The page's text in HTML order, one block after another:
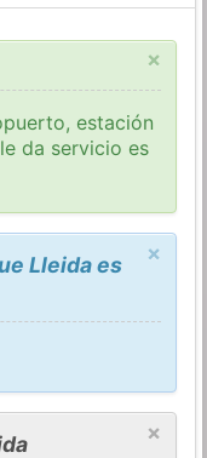
×
estación
da servicio es
×
Lleida es
×